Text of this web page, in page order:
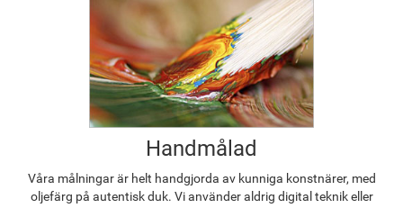
Handmålad
Våra målningar är helt handgjorda av kunniga konstnärer, med
oljefärg på autentisk duk. Vi använder aldrig digital teknik eller